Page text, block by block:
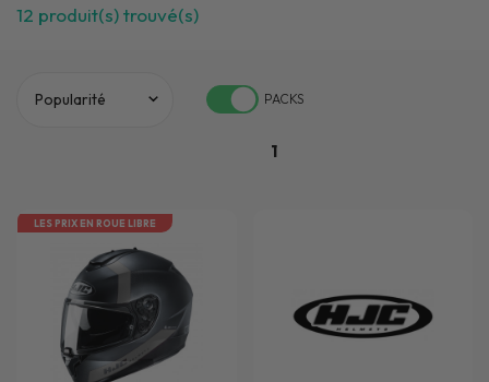
12 produit(s) trouvé(s)
PACKS
1
LES PRIX EN ROUE LIBRE